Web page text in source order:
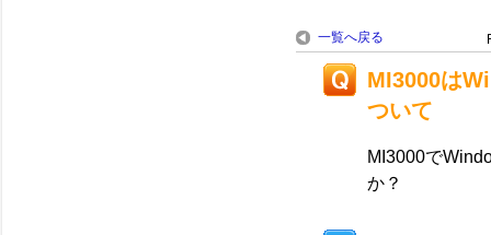
一覧へ戻る
MI3000は
ついて
MI3000で
か？